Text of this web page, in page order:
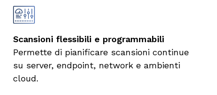
Scansioni flessibili e programmabili
Permette di pianificare scansioni continue
su server, endpoint, network e ambienti
cloud.